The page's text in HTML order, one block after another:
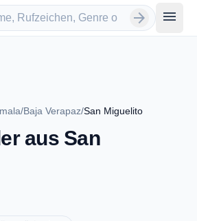
arrow_forward menu
/Baja Verapaz/San Miguelito
aus San